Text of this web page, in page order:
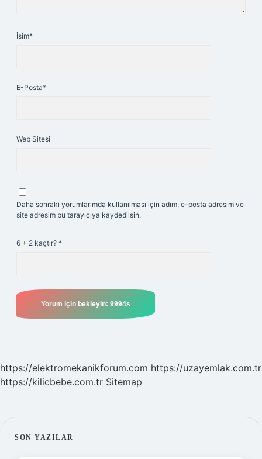
İsim*
E-Posta*
Web Sitesi
Daha sonraki yorumlarımda kullanılması için adım, e-posta adresim ve
site adresim bu tarayıcıya kaydedilsin.
6 + 2 kaçtır? *
https://elektromekanikforum.com https://uzayemlak.com.tr
https://kilicbebe.com.tr Sitemap
SIDEBAR
SON YAZILAR